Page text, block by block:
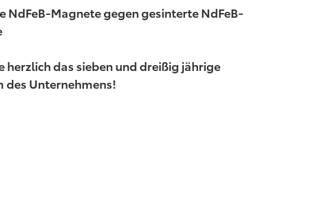
NdFeB-Magnete gegen gesinterte NdFeB-
herzlich das sieben und dreißig jährige
des Unternehmens!